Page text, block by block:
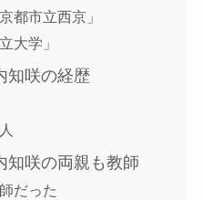
都市立西京」
大学」
知咲の経歴
知咲の両親も教師
だった